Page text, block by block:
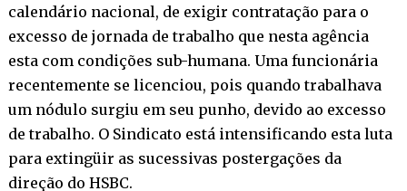
calendário nacional, de exigir contratação para o
excesso de jornada de trabalho que nesta agência
esta com condições sub-humana. Uma funcionária
recentemente se licenciou, pois quando trabalhava
um nódulo surgiu em seu punho, devido ao excesso
de trabalho. O Sindicato está intensificando esta luta
para extingüir as sucessivas postergações da
direção do HSBC.